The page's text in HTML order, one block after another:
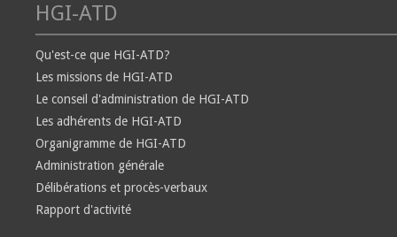
HGI-ATD
Qu'est-ce que HGI-ATD?
Les missions de HGI-ATD
Le conseil d'administration de HGI-ATD
Les adhérents de HGI-ATD
Organigramme de HGI-ATD
Administration générale
Délibérations et procès-verbaux
Rapport d'activité